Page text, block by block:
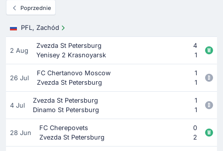
Poprzednie
PFL, Zachód
2 Aug
Zvezda St Petersburg
4
Yenisey 2 Krasnoyarsk
1
26 Jul
FC Chertanovo Moscow
1
Zvezda St Petersburg
1
4 Jul
Zvezda St Petersburg
1
Dinamo St Petersburg
1
28 Jun
FC Cherepovets
0
Zvezda St Petersburg
2